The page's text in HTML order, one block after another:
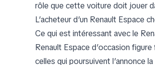
rôle que cette voiture doit jouer
L’acheteur d’un Renault Espace
Ce qui est intéressant avec le
Renault Espace d’occasion
celles qui poursuivent l’annonce